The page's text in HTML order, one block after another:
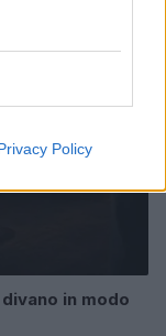
Policy
in modo